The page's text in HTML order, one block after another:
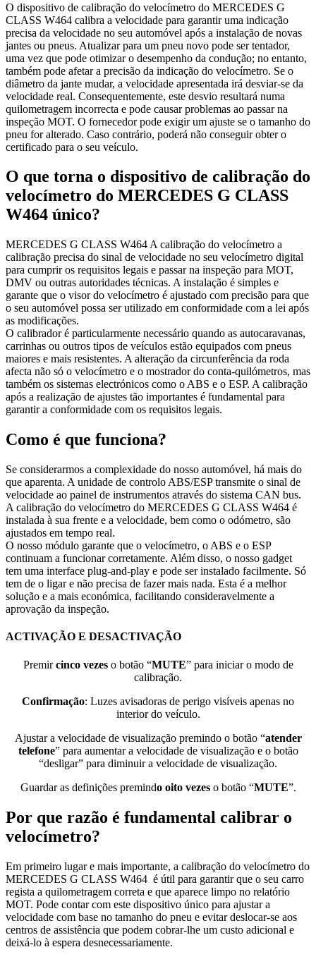
O dispositivo de calibração do velocímetro do MERCEDES G
CLASS W464 calibra a velocidade para garantir uma indicação
precisa da velocidade no seu automóvel após a instalação de novas
jantes ou pneus. Atualizar para um pneu novo pode ser tentador,
uma vez que pode otimizar o desempenho da condução; no entanto,
também pode afetar a precisão da indicação do velocímetro. Se o
diâmetro da jante mudar, a velocidade apresentada irá desviar-se da
velocidade real. Consequentemente, este desvio resultará numa
quilometragem incorrecta e pode causar problemas ao passar na
inspeção MOT. O fornecedor pode exigir um ajuste se o tamanho do
pneu for alterado. Caso contrário, poderá não conseguir obter o
certificado para o seu veículo.
O que torna o dispositivo de calibração do
velocímetro do MERCEDES G CLASS
W464 único?
MERCEDES G CLASS W464 A calibração do velocímetro a
calibração precisa do sinal de velocidade no seu velocímetro digital
para cumprir os requisitos legais e passar na inspeção para MOT,
DMV ou outras autoridades técnicas. A instalação é simples e
garante que o visor do velocímetro é ajustado com precisão para que
o seu automóvel possa ser utilizado em conformidade com a lei após
as modificações.
O calibrador é particularmente necessário quando as autocaravanas,
carrinhas ou outros tipos de veículos estão equipados com pneus
maiores e mais resistentes. A alteração da circunferência da roda
afecta não só o velocímetro e o mostrador do conta-quilómetros, mas
também os sistemas electrónicos como o ABS e o ESP. A calibração
após a realização de ajustes tão importantes é fundamental para
garantir a conformidade com os requisitos legais.
Como é que funciona?
Se considerarmos a complexidade do nosso automóvel, há mais do
que aparenta. A unidade de controlo ABS/ESP transmite o sinal de
velocidade ao painel de instrumentos através do sistema CAN bus.
A calibração do velocímetro do MERCEDES G CLASS W464 é
instalada à sua frente e a velocidade, bem como o odómetro, são
ajustados em tempo real.
O nosso módulo garante que o velocímetro, o ABS e o ESP
continuam a funcionar corretamente. Além disso, o nosso gadget
tem uma interface plug-and-play e pode ser instalado facilmente. Só
tem de o ligar e não precisa de fazer mais nada. Esta é a melhor
solução e a mais económica, facilitando consideravelmente a
aprovação da inspeção.
ACTIVAÇÃO E DESACTIVAÇÃO
Premircinco vezeso botão “MUTE” para iniciar o modo de
calibração.
Confirmação: Luzes avisadoras de perigo visíveis apenas no
interior do veículo.
Ajustar a velocidade de visualização premindo o botão “atender
telefone” para aumentar a velocidade de visualização e o botão
“desligar” para diminuir a velocidade de visualização.
Guardar as definições premindo oito vezeso botão “MUTE”.
Por que razão é fundamental calibrar o
velocímetro?
Em primeiro lugar e mais importante, a calibração do velocímetro do
MERCEDES G CLASS W464 é útil para garantir que o seu carro
regista a quilometragem correta e que aparece limpo no relatório
MOT. Pode contar com este dispositivo único para ajustar a
velocidade com base no tamanho do pneu e evitar deslocar-se aos
centros de assistência que podem cobrar-lhe um custo adicional e
deixá-lo à espera desnecessariamente.